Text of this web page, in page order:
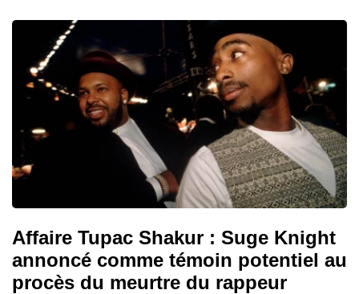
Affaire Tupac Shakur : Suge Knight
annoncé comme témoin potentiel au
procès du meurtre du rappeur